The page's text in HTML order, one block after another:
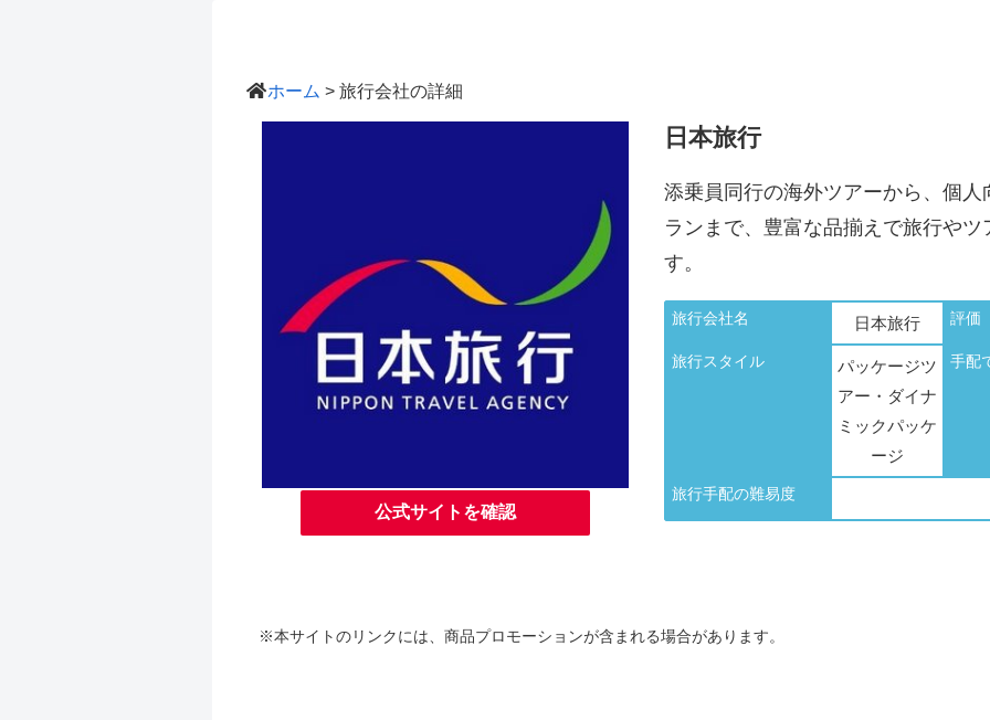
ホーム > 旅行会社の詳細
公式サイトを確認
日本旅行
添乗員同行の海外ツアーから、個
ランまで、豊富な品揃えで旅行や
す。
旅行会社名 日本旅行 評価
旅行スタイル
パッケージツ
アー・ダイナ
ミックパッケ
ージ
手配
旅行手配の難易度
※本サイトのリンクには、商品プロモーションが含まれる場合があります。